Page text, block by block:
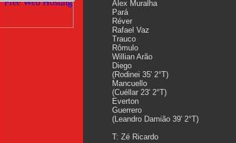
Alex Muralha
Pará
Réver
Rafael Vaz
Trauco
Rômulo
Willian Arão
Diego
(Rodinei 35' 2°T)
Mancuello
(Cuéllar 23' 2°T)
Everton
Guerrero
(Leandro Damião 39' 2°T)
T: Zé Ricardo